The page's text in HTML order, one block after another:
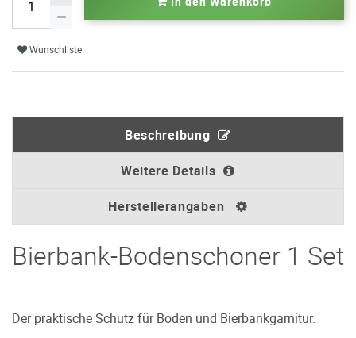
Wunschliste
Beschreibung
Weitere Details
Herstellerangaben
Bierbank-Bodenschoner 1 Set
Der praktische Schutz für Boden und Bierbankgarnitur.